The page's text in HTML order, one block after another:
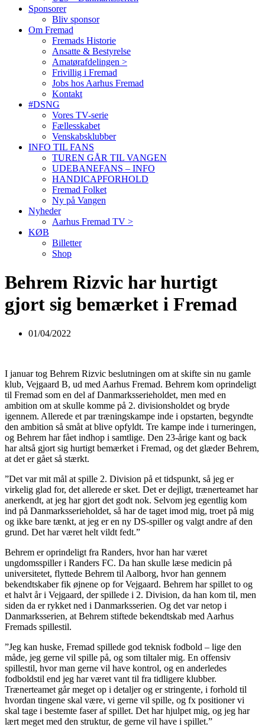
Sponsorer
Bliv sponsor
Om Fremad
Fremads Historie
Ansatte & Bestyrelse
Amatørafdelingen >
Frivillig i Fremad
Jobs hos Aarhus Fremad
Kontakt
#DSNG
Vores TV-serie
Fællesskabet
Venskabsklubber
INFO TIL FANS
TUREN GÅR TIL VANGEN
UDEBANEFANS – INFO
HANDICAPFORHOLD
Fremad Folket
Ny på Vangen
Nyheder
Aarhus Fremad TV >
KØB
Billetter
Shop
Behrem Rizvic har hurtigt
gjort sig bemærket i Fremad
01/04/2022
I januar tog Behrem Rizvic beslutningen om at skifte sin nu gamle
klub, Vejgaard B, ud med Aarhus Fremad. Behrem kom oprindeligt
til Fremad som en del af Danmarksserieholdet, men med en
ambition om at skulle komme på 2. divisionsholdet og bryde
igennem. Allerede et par træningskampe inde i opstarten, begyndte
den ambition så småt at blive opfyldt. Tre kampe inde i turneringen,
og Behrem har fået indhop i samtlige. Den 23-årige kant og back
har altså gjort sig hurtigt bemærket i Fremad, og det glæder Behrem,
at det er gået så stærkt.
”Det var mit mål at spille 2. Division på et tidspunkt, så jeg er
virkelig glad for, det allerede er sket. Det er dejligt, trænerteamet har
anerkendt, at jeg har gjort det godt nok. Selvom jeg egentlig kom
ind på Danmarksserieholdet, så har de taget imod mig, troet på mig
og ikke bare tænkt, at jeg er en ny DS-spiller og valgt andre af den
grund. Det har været helt vildt fedt.”
Behrem er oprindeligt fra Randers, hvor han har været
ungdomsspiller i Randers FC. Da han skulle læse medicin på
universitetet, flyttede Behrem til Aalborg, hvor han gennem
bekendtskaber fik øjnene op for Vejgaard. Behrem har spillet to og
et halvt år i Vejgaard, der spillede i 2. Division, da han kom til, men
siden da er rykket ned i Danmarksserien. Og det var netop i
Danmarksserien, at Behrem stiftede bekendtskab med Aarhus
Fremads spillestil.
”Jeg kan huske, Fremad spillede god teknisk fodbold – lige den
måde, jeg gerne vil spille på, og som tiltaler mig. En offensiv
spillestil, hvor man gerne vil have kontrol, og en anderledes
fodboldstil end jeg har været vant til fra tidligere klubber.
Trænerteamet går meget op i detaljer og er stringente, i forhold til
hvordan tingene skal være, vi gerne vil spille, og fx positioner vi
skal tage i bestemte faser af spillet. Det har hjulpet mig, og jeg har
lært meget med den struktur, de gerne vil have i spillet.”